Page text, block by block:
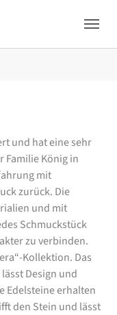
und hat eine sehr
Familie König in
mit
zurück. Die
und mit
Schmuckstück
zu verbinden.
Kollektion. Das
Design und
Edelsteine erhalten
den Stein und lässt